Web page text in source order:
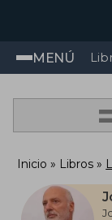
MENÚ
Inicio Libros